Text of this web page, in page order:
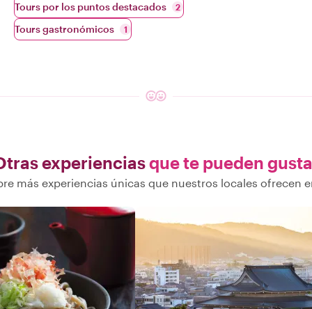
Tours por los puntos destacados 2
Tours gastronómicos 1
experienciasque te pueden
más experiencias únicas que nuestros locales ofrecen